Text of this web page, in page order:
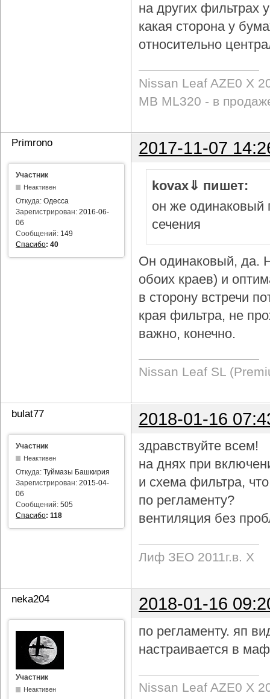
на других фильтрах
какая сторона у
относительно
Nissan Leaf AZE0 X
MB ML320 - в
Primrono 2017-11-07
Участник
Неактивен
Откуда: Одесса
Зарегистрирован: 2016-06-
06
Сообщений: 149
Спасибо: 40
kovax⇓ пишет:
он же одинаковый
сечения
Он одинаковый, да.
обоих краев) и
в сторону встречи
края фильтра, не
важно, конечно.
Nissan Leaf SL
bulat77 2018-01-16
Участник
Неактивен
Откуда: Туймазы Башкирия
Зарегистрирован: 2015-04-
06
Сообщений: 505
Спасибо: 118
здравствуйте всем!
на днях при
и схема фильтра,
по регламенту?
вентиляция без
Лиф ЗЕО 2011г.в. Х
neka204 2018-01-16
Участник
Неактивен
по регламенту. яп
настраивается в
Nissan Leaf AZE0 X